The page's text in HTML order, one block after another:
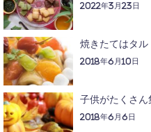
2022年3月23日
焼きたてはタル
2018年6月10日
子供がたくさん
2018年6月6日